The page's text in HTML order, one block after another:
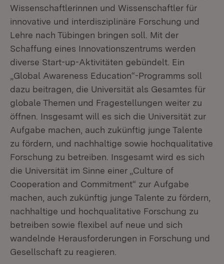
Wissenschaftlerinnen und Wissenschaftler für
innovative und interdisziplinäre Forschung und
Lehre nach Tübingen bringen soll. Mit der
Schaffung eines Innovationszentrums werden
diverse Start-up-Aktivitäten gebündelt. Ein
„Global Awareness Education“-Programms soll
dazu beitragen, die Universität als Gesamtes für
globale Themen und Fragestellungen weiter zu
öffnen. Insgesamt will es sich die Universität zur
Aufgabe machen, auch zukünftig junge Talente
zu fördern, und nachhaltige sowie hochqualitative
Forschung zu betreiben. Insgesamt wird es sich
die Universität im Sinne einer „Culture of
Cooperation and Commitment“ zur Aufgabe
machen, auch zukünftig junge Talente zu fördern,
nachhaltige und hochqualitative Forschung zu
betreiben sowie flexibel auf neue und sich
wandelnde Herausforderungen in Forschung und
Gesellschaft zu reagieren.